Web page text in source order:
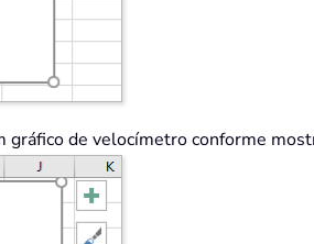
gráfico de velocímetro conforme